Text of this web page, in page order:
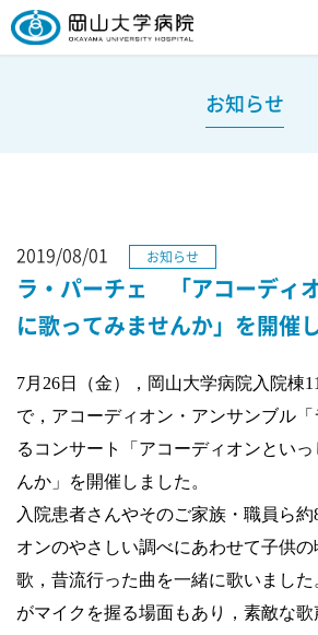
お知らせ
2019/08/01 お知らせ
ラ・パーチェ 「アコーディ
に歌ってみませんか」を開催
7月 26日（金），岡山大学病院入院棟11
で，アコーディオン・アンサンブル
るコンサート「アコーディオンとい
んか」を開催しました。
入院患者さんやそのご家族・職員ら約
オンのやさしい調べにあわせて子供
歌，昔流行った曲を一緒に歌いまし
がマイクを握る場面もあり，素敵な歌